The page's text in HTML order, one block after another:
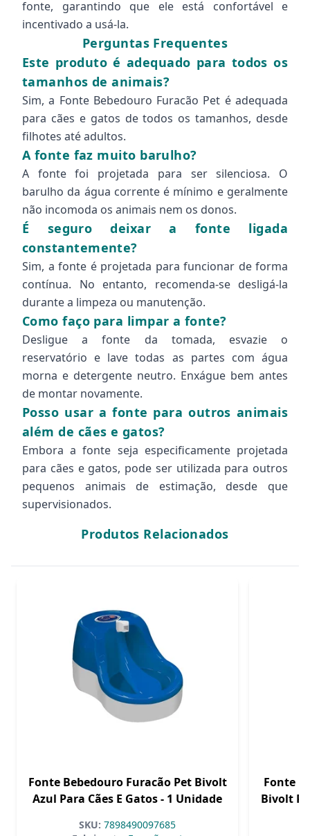
fonte, garantindo que ele está confortável e
incentivado a usá-la.
Perguntas Frequentes
Este produto é adequado para todos os
tamanhos de animais?
Sim, a Fonte Bebedouro Furacão Pet é adequada
para cães e gatos de todos os tamanhos, desde
filhotes até adultos.
A fonte faz muito barulho?
A fonte foi projetada para ser silenciosa. O
barulho da água corrente é mínimo e geralmente
não incomoda os animais nem os donos.
É seguro deixar a fonte ligada
constantemente?
Sim, a fonte é projetada para funcionar de forma
contínua. No entanto, recomenda-se desligá-la
durante a limpeza ou manutenção.
Como faço para limpar a fonte?
Desligue a fonte da tomada, esvazie o
reservatório e lave todas as partes com água
morna e detergente neutro. Enxágue bem antes
de montar novamente.
Posso usar a fonte para outros animais
além de cães e gatos?
Embora a fonte seja especificamente projetada
para cães e gatos, pode ser utilizada para outros
pequenos animais de estimação, desde que
supervisionados.
Produtos Relacionados
Fonte Bebedouro Furacão Pet Bivolt
Azul Para Cães E Gatos - 1 Unidade
SKU: 7898490097685
Fonte
Bivolt